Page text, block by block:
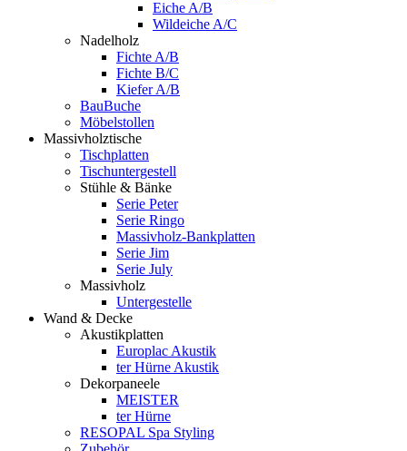
Eiche A/B
Wildeiche A/C
Nadelholz
Fichte A/B
Fichte B/C
Kiefer A/B
BauBuche
Möbelstollen
Massivholztische
Tischplatten
Tischuntergestell
Stühle & Bänke
Serie Peter
Serie Ringo
Massivholz-Bankplatten
Serie Jim
Serie July
Massivholz
Untergestelle
Wand & Decke
Akustikplatten
Europlac Akustik
ter Hürne Akustik
Dekorpaneele
MEISTER
ter Hürne
RESOPAL Spa Styling